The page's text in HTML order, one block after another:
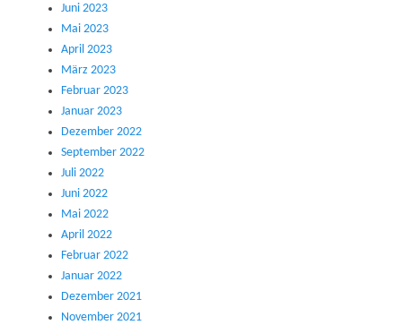
Juni 2023
Mai 2023
April 2023
März 2023
Februar 2023
Januar 2023
Dezember 2022
September 2022
Juli 2022
Juni 2022
Mai 2022
April 2022
Februar 2022
Januar 2022
Dezember 2021
November 2021